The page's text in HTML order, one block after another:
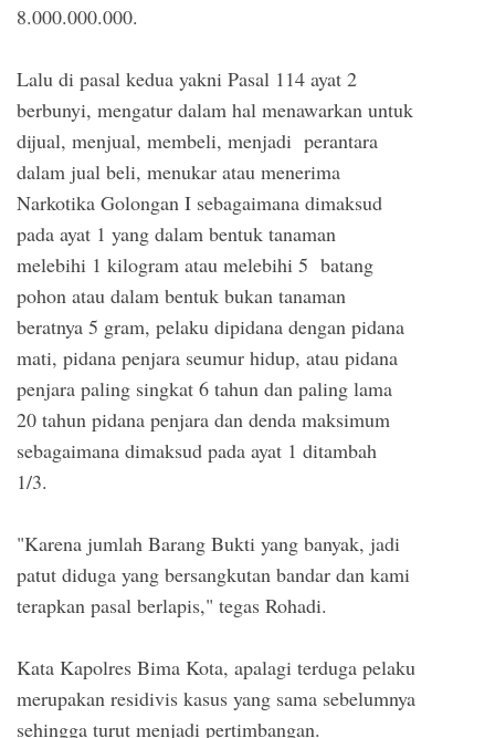
8.000.000.000.
Lalu di pasal kedua yakni Pasal 114 ayat 2
berbunyi, mengatur dalam hal menawarkan untuk
dijual, menjual, membeli, menjadi perantara
dalam jual beli, menukar atau menerima
Narkotika Golongan I sebagaimana dimaksud
pada ayat 1 yang dalam bentuk tanaman
melebihi 1 kilogram atau melebihi 5 batang
pohon atau dalam bentuk bukan tanaman
beratnya 5 gram, pelaku dipidana dengan pidana
mati, pidana penjara seumur hidup, atau pidana
penjara paling singkat 6 tahun dan paling lama
20 tahun pidana penjara dan denda maksimum
sebagaimana dimaksud pada ayat 1 ditambah
1/3.
"Karena jumlah Barang Bukti yang banyak, jadi
patut diduga yang bersangkutan bandar dan kami
terapkan pasal berlapis," tegas Rohadi.
Kata Kapolres Bima Kota, apalagi terduga pelaku
merupakan residivis kasus yang sama sebelumnya
sehingga turut menjadi pertimbangan.